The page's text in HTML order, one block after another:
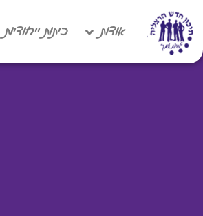
אודות כיתות ייחודיות